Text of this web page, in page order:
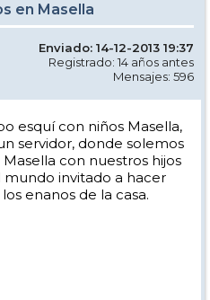
en Masella
Enviado: 14-12-2013 19:37
Registrado: 14 años antes
Mensajes: 596
esquí con niños Masella,
servidor, donde solemos
con nuestros hijos
mundo invitado a hacer
enanos de la casa.